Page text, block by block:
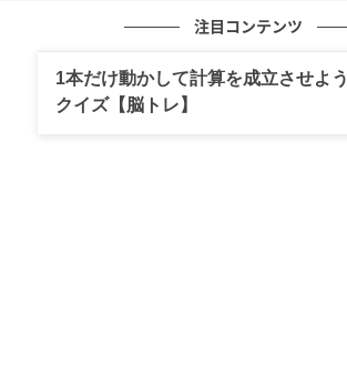
注目コンテンツ
1本だけ動かして計算を成立させよ
クイズ【脳トレ】